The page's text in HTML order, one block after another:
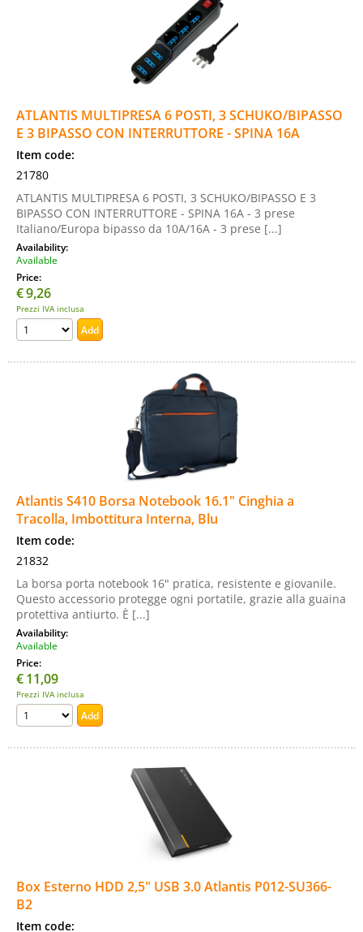
ATLANTIS MULTIPRESA 6 POSTI, 3 SCHUKO/BIPASSO
E 3 BIPASSO CON INTERRUTTORE - SPINA 16A
Item code:
21780
ATLANTIS MULTIPRESA 6 POSTI, 3 SCHUKO/BIPASSO E 3
BIPASSO CON INTERRUTTORE - SPINA 16A - 3 prese
Italiano/Europa bipasso da 10A/16A - 3 prese [...]
Availability:
Available
Price:
€9,26
Prezzi IVA inclusa
Atlantis S410 Borsa Notebook 16.1" Cinghia a
Tracolla, Imbottitura Interna, Blu
Item code:
21832
La borsa porta notebook 16" pratica, resistente e giovanile.
Questo accessorio protegge ogni portatile, grazie alla guaina
protettiva antiurto. È [...]
Availability:
Available
Price:
€11,09
Prezzi IVA inclusa
Box Esterno HDD 2,5" USB 3.0 Atlantis P012-SU366-
B2
Item code: